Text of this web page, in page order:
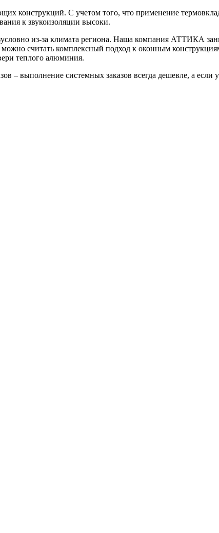
конструкций. С учетом того, что применение
к звукоизоляции высоки.
из-за климата региона. Наша компания АТТИКА
считать комплексный подход к оконным
теплого алюминия.
– выполнение системных заказов всегда дешевле, а